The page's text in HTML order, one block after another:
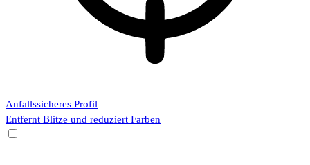
Anfallssicheres Profil
Entfernt Blitze und reduziert Farben